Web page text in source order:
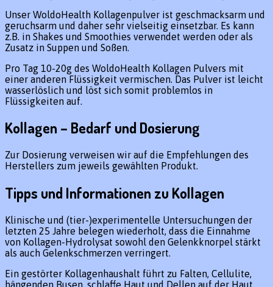
Unser WoldoHealth Kollagenpulver ist geschmacksarm und
geruchsarm und daher sehr vielseitig einsetzbar. Es kann
z.B. in Shakes und Smoothies verwendet werden oder als
Zusatz in Suppen und Soßen.
Pro Tag 10-20g des WoldoHealth Kollagen Pulvers mit
einer anderen Flüssigkeit vermischen. Das Pulver ist leicht
wasserlöslich und löst sich somit problemlos in
Flüssigkeiten auf.
Kollagen – Bedarf und Dosierung
Zur Dosierung verweisen wir auf die Empfehlungen des
Herstellers zum jeweils gewählten Produkt.
Tipps und Informationen zu Kollagen
Klinische und (tier-)experimentelle Untersuchungen der
letzten 25 Jahre belegen wiederholt, dass die Einnahme
von Kollagen-Hydrolysat sowohl den Gelenkknorpel stärkt
als auch Gelenkschmerzen verringert.
Ein gestörter Kollagenhaushalt führt zu Falten, Cellulite,
hängenden Busen, schlaffe Haut und Dellen auf der Haut.